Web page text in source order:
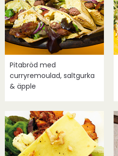
Pitabröd med
curryremoulad, saltgurka
& äpple